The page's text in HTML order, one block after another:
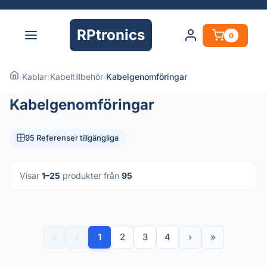
RPtronics 0
›Kablar›Kabeltillbehör›Kabelgenomföringar
Kabelgenomföringar
95 Referenser tillgängliga
Visar 1–25 produkter från 95
1 2 3 4 › »